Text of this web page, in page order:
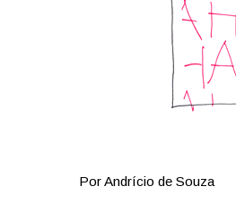
PorAndrício de Souza